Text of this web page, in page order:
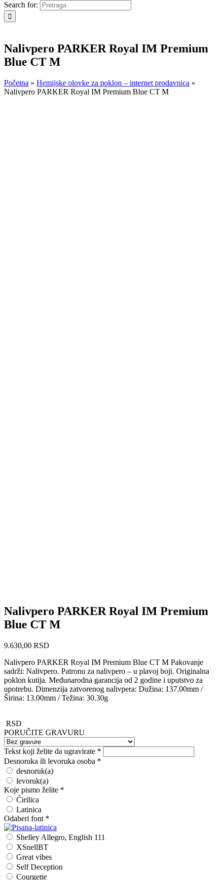
Search for:
Nalivpero PARKER Royal IM Premium
Blue CT M
Početna » Hemijske olovke za poklon – internet prodavnica »
Nalivpero PARKER Royal IM Premium Blue CT M
Nalivpero PARKER Royal IM Premium
Blue CT M
9.630,00 RSD
Nalivpero PARKER Royal IM Premium Blue CT M Pakovanje
sadrži: Nalivpero. Patronu za nalivpero – u plavoj boji. Originalna
poklon kutija. Međunarodna garancija od 2 godine i uputstvo za
upotrebu. Dimenzija zatvorenog nalivpera: Dužina: 137.00mm /
Širina: 13.00mm / Težina: 30.30g
RSD
PORUČITE GRAVURU
Tekst koji želite da ugravirate *
Desnoruka ili levoruka osoba *
desnoruk(a)
levoruk(a)
Koje pismo želite *
Ćirilica
Latinica
Odaberi font *
Shelley Allegro, English 111
XSnellBT
Great vibes
Self Deception
Courgette